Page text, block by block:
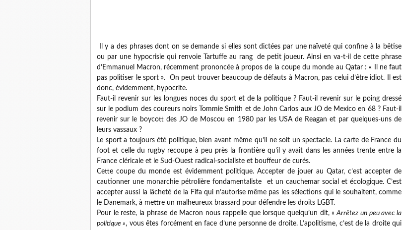
Il y a des phrases dont on se demande si elles sont dictées par une naïveté qui confine à la bêtise
ou par une hypocrisie qui renvoie Tartuffe au rang de petit joueur. Ainsi en va-t-il de cette phrase
d’Emmanuel Macron, récemment prononcée à propos de la coupe du monde au Qatar : « Il ne faut
pas politiser le sport ». On peut trouver beaucoup de défauts à Macron, pas celui d’être idiot. Il est
donc, évidemment, hypocrite.
Faut-il revenir sur les longues noces du sport et de la politique ? Faut-il revenir sur le poing dressé
sur le podium des coureurs noirs Tommie Smith et de John Carlos aux JO de Mexico en 68 ? Faut-il
revenir sur le boycott des JO de Moscou en 1980 par les USA de Reagan et par quelques-uns de
leurs vassaux ?
Le sport a toujours été politique, bien avant même qu’il ne soit un spectacle. La carte de France du
foot et celle du rugby recoupe à peu près la frontière qu’il y avait dans les années trente entre la
France cléricale et le Sud-Ouest radical-socialiste et bouffeur de curés.
Cette coupe du monde est évidemment politique. Accepter de jouer au Qatar, c’est accepter de
cautionner une monarchie pétrolière fondamentaliste et un cauchemar social et écologique. C’est
accepter aussi la lâcheté de la Fifa qui n’autorise même pas les sélections qui le souhaitent, comme
le Danemark, à mettre un malheureux brassard pour défendre les droits LGBT.
Pour le reste, la phrase de Macron nous rappelle que lorsque quelqu’un dit, « Arrêtez un peu avec la
politique », vous êtes forcément en face d’une personne de droite. L’apolitisme, c’est de la droite qui